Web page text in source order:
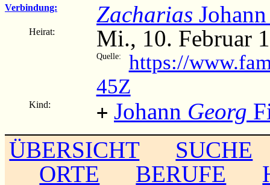
Verbindung: Zacharias
Heirat: Mi., 10. Februar
Quelle:
https://
45Z
Kind: + Johann Georg
ÜBERSICHT
SUCHE
ORTE
BERUFE